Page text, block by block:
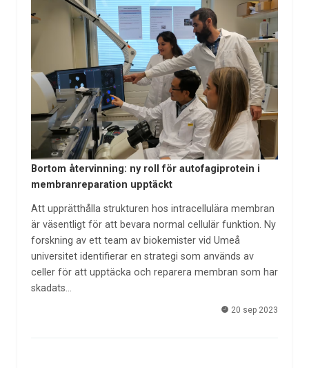
Bortom återvinning: ny roll för autofagiprotein i
membranreparation upptäckt
Att upprätthålla strukturen hos intracellulära membran
är väsentligt för att bevara normal cellulär funktion. Ny
forskning av ett team av biokemister vid Umeå
universitet identifierar en strategi som används av
celler för att upptäcka och reparera membran som har
skadats…
20 sep 2023